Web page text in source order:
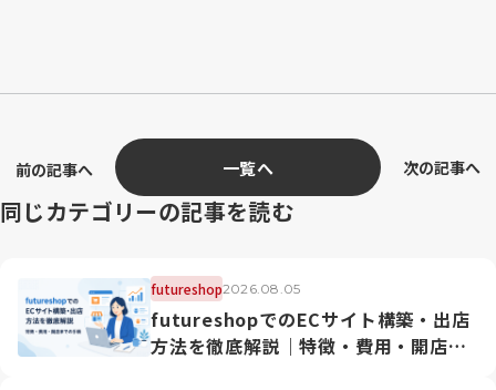
前の記事へ 一覧へ 次の記事へ
同じカテゴリーの記事を読む
futureshop2026.08.05
futureshopでのECサイト構築・出店
方法を徹底解説｜特徴・費用・開店ま